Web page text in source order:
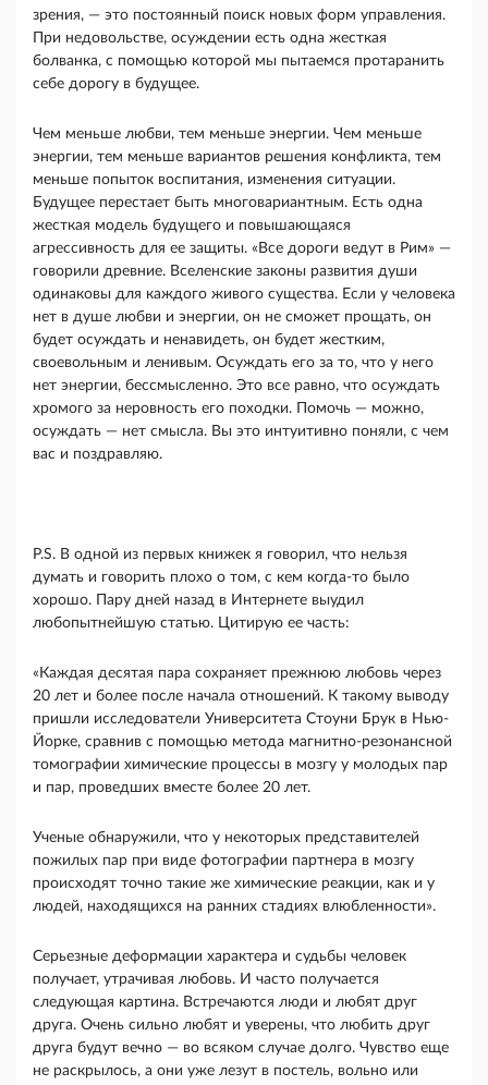
зрения, — это постоянный поиск новых форм управления.
При недовольстве, осуждении есть одна жесткая
болванка, с помощью которой мы пытаемся протаранить
себе дорогу в будущее.
Чем меньше любви, тем меньше энергии. Чем меньше
энергии, тем меньше вариантов решения кон­фликта, тем
меньше попыток воспитания, изменения ситуации.
Будущее перестает быть многовариант­ным. Есть одна
жесткая модель будущего и повыша­ющаяся
агрессивность для ее защиты. «Все дороги ведут в Рим» —
говорили древние. Вселенские зако­ны развития души
одинаковы для каждого живого существа. Если у человека
нет в душе любви и энер­гии, он не сможет прощать, он
будет осуждать и не­навидеть, он будет жестким,
своевольным и лени­вым. Осуждать его за то, что у него
нет энергии, бес­смысленно. Это все равно, что осуждать
хромого за неровность его походки. Помочь — можно,
осуж­дать — нет смысла. Вы это интуитивно поняли, с чем
вас и поздравляю.
P.S. В одной из первых книжек я говорил, что нельзя
думать и говорить плохо о том, с кем когда-то было
хорошо. Пару дней назад в Интернете выудил
любопытнейшую статью. Цитирую ее часть:
«Каждая десятая пара сохраняет прежнюю лю­бовь через
20 лет и более после начала отношений. К такому выводу
пришли исследователи Университе­та Стоуни Брук в Нью-
Йорке, сравнив с помощью метода магнитно-резонансной
томографии химиче­ские процессы в мозгу у молодых пар
и пар, провед­ших вместе более 20 лет.
Ученые обнаружили, что у некоторых представи­телей
пожилых пар при виде фотографии партнера в мозгу
происходят точно такие же химические реак­ции, как и у
людей, находящихся на ранних стадиях влюбленности».
Серьезные деформации характера и судьбы чело­век
получает, утрачивая любовь. И часто получается
следующая картина. Встречаются люди и любят друг
друга. Очень сильно любят и уверены, что любить друг
друга будут вечно — во всяком случае долго. Чувство еще
не раскрылось, а они уже лезут в по­стель, вольно или